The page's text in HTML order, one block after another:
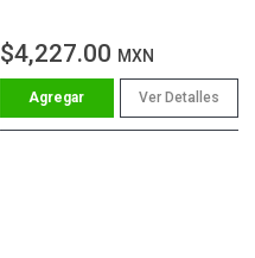
$4,227.00 MXN
Ver Detalles